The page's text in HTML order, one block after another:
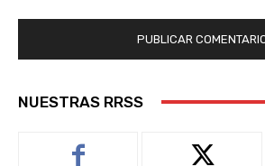
NUESTRAS RRSS